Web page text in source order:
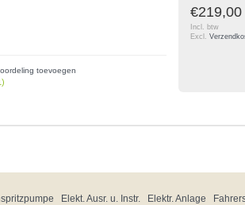
toevoegen
€219,00
Incl. btw
Excl.
Elekt. Ausr. u. Instr. Elektr. Anlage